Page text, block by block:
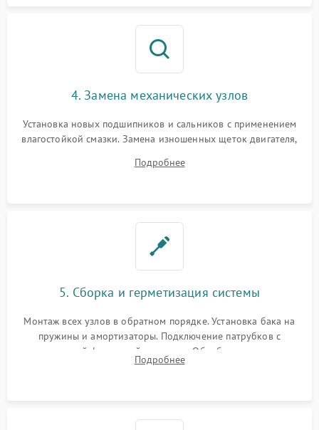
4. Замена механических узлов
Установка новых подшипников и сальников с применением
влагостойкой смазки. Замена изношенных щеток двигателя,
или поврежденной резиновой манжеты.
Подробнее
5. Сборка и герметизация системы
Монтаж всех узлов в обратном порядке. Установка бака на
пружины и амортизаторы. Подключение патрубков с
надежной фиксацией хомутами. Обработка стыков
герметиком для предотвращения возможных протечек воды.
Подробнее